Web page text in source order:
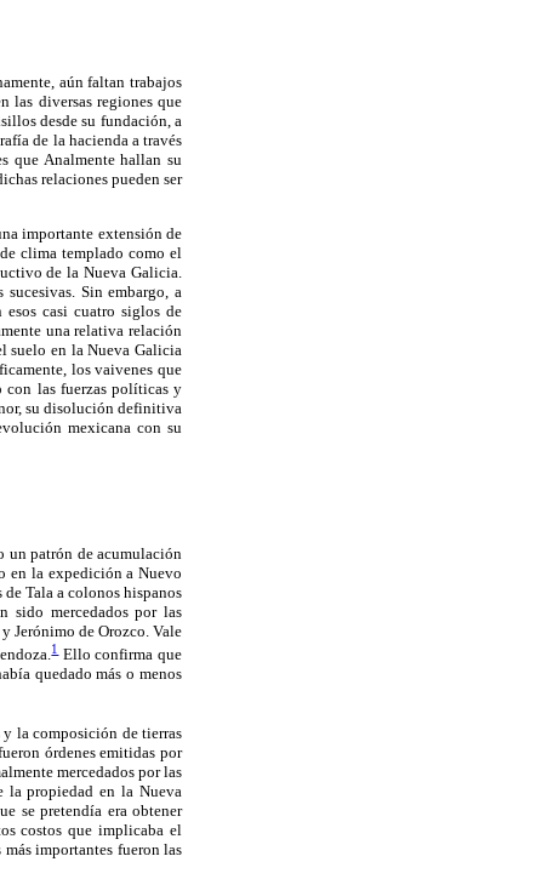
aún faltan trabajos
las diversas regiones que
desde su fundación, a
de la hacienda a través
que Analmente hallan su
relaciones pueden ser
importante extensión de
clima templado como el
de la Nueva Galicia.
Sin embargo, a
casi cuatro siglos de
una relativa relación
suelo en la Nueva Galicia
los vaivenes que
con las fuerzas políticas y
su disolución definitiva
mexicana con su
un patrón de acumulación
en la expedición a Nuevo
Tala a colonos hispanos
sido mercedados por las
Jerónimo de Orozco. Vale
1 Ello confirma que
quedado más o menos
la composición de tierras
órdenes emitidas por
mercedados por las
la propiedad en la Nueva
se pretendía era obtener
costos que implicaba el
importantes fueron las